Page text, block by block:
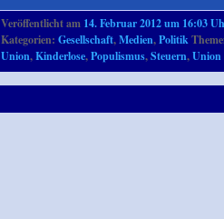
Veröffentlicht am 14. Februar 2012 um 16:03
Kategorien:Gesellschaft,Medien,Politik
Union,Kinderlose,Populismus,Steuern,Union